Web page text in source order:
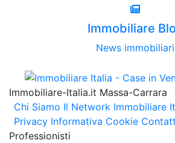
Immobiliare
News immobiliari
Immobiliare-Italia.it Massa-Carrara
Chi Siamo Il Network Immobiliare
Privacy Informativa Cookie
Professionisti